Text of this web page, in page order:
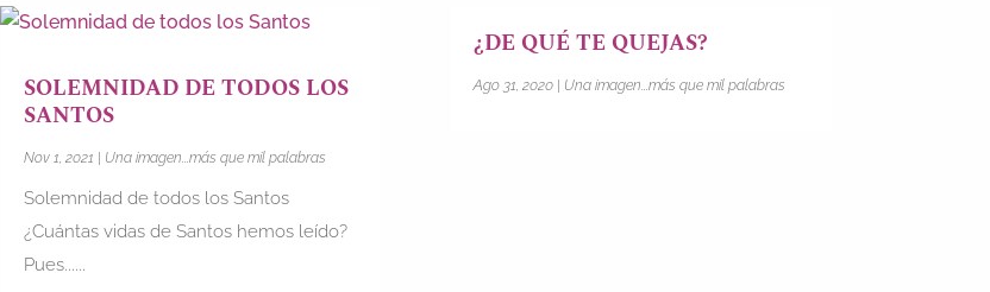
SOLEMNIDAD DE TODOS LOS
SANTOS
Nov 1, 2021 Una imagen...más que mil palabras
Solemnidad de todos los Santos
¿Cuántas vidas de Santos hemos leído?
Pues......
¿DE QUÉ TE QUEJAS?
Ago 31, 2020| Una imagen...más que mil palabras